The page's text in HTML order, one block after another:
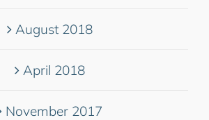
August 2018
April 2018
November 2017